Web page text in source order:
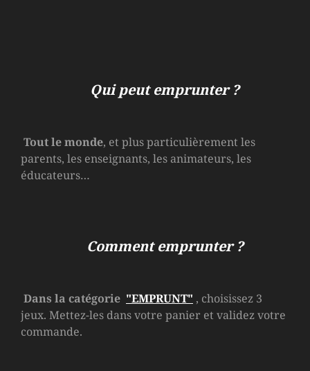
Qui peut emprunter ?
Tout le monde, et plus particulièrement les
parents, les enseignants, les animateurs, les
éducateurs…
Comment emprunter ?
Dans la catégorie "EMPRUNT" , choisissez 3
jeux. Mettez-les dans votre panier et validez votre
commande.